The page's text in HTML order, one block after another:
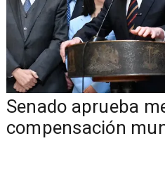
Senado aprueba
compensación